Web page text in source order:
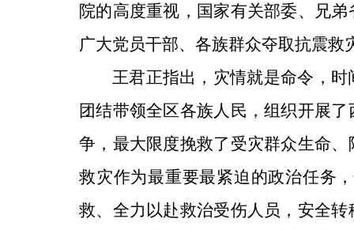
院的高度重视，国家有关部委、兄
广大党员干部、各族群众夺取抗震
王君正指出，灾情就是命令，
团结带领全区各族人民，组织开展
争，最大限度挽救了受灾群众生命
救灾作为最重要最紧迫的政治任务
救、全力以赴救治受伤人员，安全